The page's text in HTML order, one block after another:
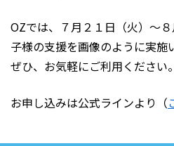
OZでは、７月２１日（火）〜
子様の支援を画像のように実施
ぜひ、お気軽にご利用ください。
お申し込みは公式ラインより（